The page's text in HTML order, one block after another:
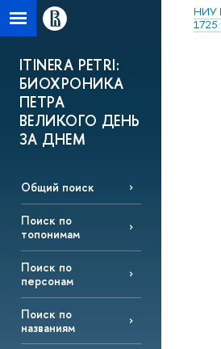
НИУ
1725
ITINERA PETRI:
БИОХРОНИКА
ПЕТРА
ВЕЛИКОГО ДЕНЬ
ЗА ДНЕМ
Общий поиск
Поиск по
топонимам
Поиск по
персонам
Поиск по
названиям